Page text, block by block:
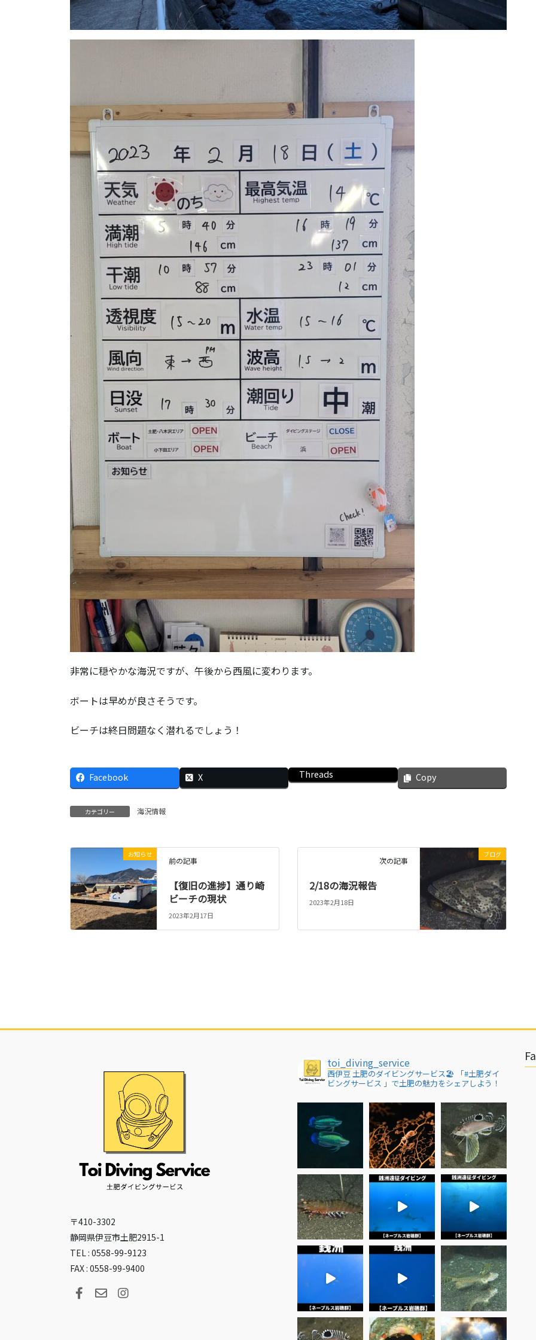
非常に穏やかな海況ですが、午後から西風に変わります。
ボートは早めが良さそうです。
ビーチは終日問題なく潜れるでしょう！
Facebook X Threads Copy
カテゴリー 海況情報
お知らせ
前の記事
【復旧の進捗】通り崎
ビーチの現状
2023年2月17日
ブログ
次の記事
2/18の海況報告
2023年2月18日
〒410-3302
静岡県伊豆市土肥2915-1
TEL : 0558-99-9123
FAX : 0558-99-9400
toi_diving_service
西伊豆 土肥のダイビングサービス🏖
「#土肥ダイ
ビングサービス 」で土肥の魅力をシェアしよう！